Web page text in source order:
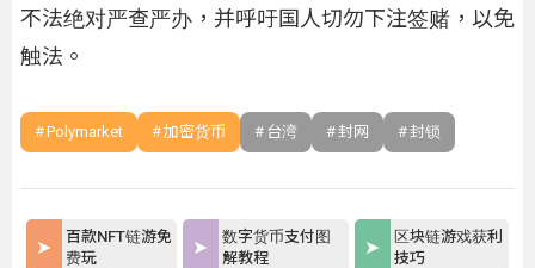
不法绝对严查严办，并呼吁国人切勿下注签赌，以免
触法。
Polymarket 加密货币 台湾 封网 封锁
百款NFT链游免
费玩
数字货币支付图
解教程
区块链游戏获利
技巧